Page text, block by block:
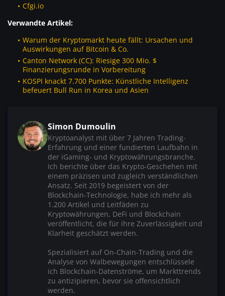
Cfgi.io
Verwandte Artikel:
Warum der Kryptomarkt heute fällt: Ursachen und
Auswirkungen auf Bitcoin & Co.
Canton Network (CC): Riesige 300 Mio. $
Finanzierungsrunde in Vorbereitung
KOSPI knackt 7.700 Punkte: Künstliche Intelligenz
befeuert Bull Run in Korea und Asien
Simon Dumoulin
Kryptoanalyst mit über 7 Jahren Trading-
Erfahrung und einer fundierten Laufbahn in
der iGaming- und Kryptowährungsbranche.
Ich berichte über das Krypto-Geschehen mit
einem präzisen und zugleich verständlichen
Ansatz. Seit 2019 begeistert von der
Blockchain-Technologie, habe ich mehr als
1.200 Artikel und Leitfäden zu
Kryptowährungen, DeFi und Blockchain
veröffentlicht, die für ihre Zuverlässigkeit und
Klarheit geschätzt werden.
Spezialisiert auf On-Chain-Trading und die
Analyse von Walbewegungen entschlüssele
ich Blockchain-Datenströme, um Markttrends
zu antizipieren, bevor sie offensichtlich
werden.